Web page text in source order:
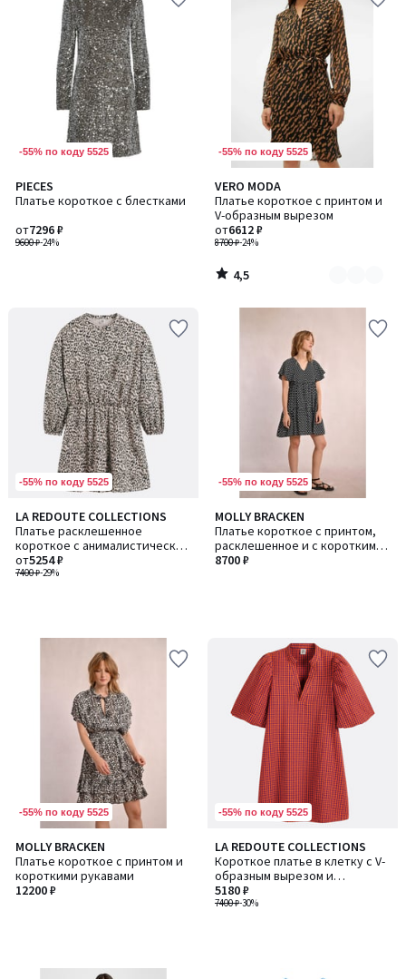
-55% по коду 5525
PIECES
Платье короткое с блестками
9600 ₽-24%
от7296 ₽
-55% по коду 5525
VERO MODA
Платье короткое с принтом и
V-образным вырезом
8700 ₽-24%
от6612 ₽
4,5
/ 5
Количество
цветов:
2
4,5
/
-55% по коду 5525
LA REDOUTE COLLECTIONS
Платье расклешенное
короткое с анималистическим
принтом
7400 ₽-29%
от5254 ₽
-55% по коду 5525
MOLLY BRACKEN
Платье короткое с принтом,
расклешенное и с короткими
рукавами
8700 ₽
-55% по коду 5525
MOLLY BRACKEN
Платье короткое с принтом и
короткими рукавами
12200 ₽
-55% по коду 5525
LA REDOUTE COLLECTIONS
Короткое платье в клетку с V-
образным вырезом и
рукавами-баллонами
7400 ₽-30%
5180 ₽